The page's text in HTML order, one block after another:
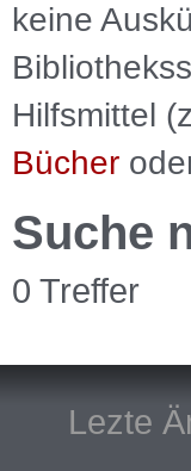
keine
Hilfsmittel
Bücher
Suche
0 Treffer
Lezte